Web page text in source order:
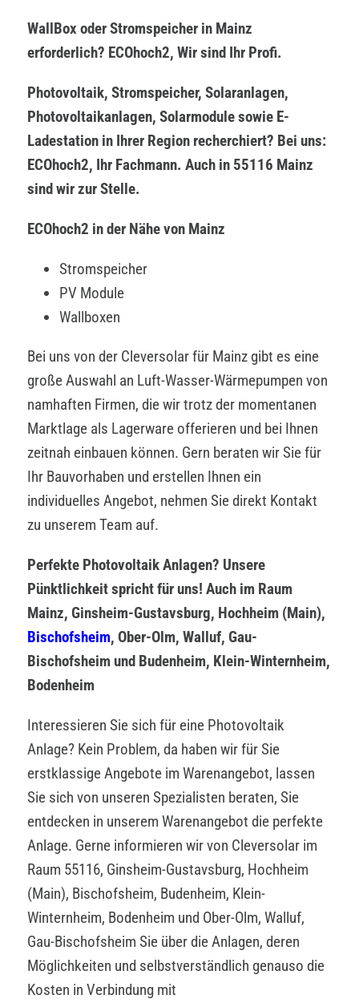
WallBox oder Stromspeicher in Mainz
erforderlich? ECOhoch2, Wir sind Ihr Profi.
Photovoltaik, Stromspeicher, Solaranlagen,
Photovoltaikanlagen, Solarmodule sowie E-
Ladestation in Ihrer Region recherchiert? Bei uns:
ECOhoch2, Ihr Fachmann. Auch in 55116 Mainz
sind wir zur Stelle.
ECOhoch2 in der Nähe von Mainz
Stromspeicher
PV Module
Wallboxen
Bei uns von der Cleversolar für Mainz gibt es eine
große Auswahl an Luft-Wasser-Wärmepumpen von
namhaften Firmen, die wir trotz der momentanen
Marktlage als Lagerware offerieren und bei Ihnen
zeitnah einbauen können. Gern beraten wir Sie für
Ihr Bauvorhaben und erstellen Ihnen ein
individuelles Angebot, nehmen Sie direkt Kontakt
zu unserem Team auf.
Perfekte Photovoltaik Anlagen? Unsere
Pünktlichkeit spricht für uns! Auch im Raum
Mainz, Ginsheim-Gustavsburg, Hochheim (Main),
Bischofsheim, Ober-Olm, Walluf, Gau-
Bischofsheim und Budenheim, Klein-Winternheim,
Bodenheim
Interessieren Sie sich für eine Photovoltaik
Anlage? Kein Problem, da haben wir für Sie
erstklassige Angebote im Warenangebot, lassen
Sie sich von unseren Spezialisten beraten, Sie
entdecken in unserem Warenangebot die perfekte
Anlage. Gerne informieren wir von Cleversolar im
Raum 55116, Ginsheim-Gustavsburg, Hochheim
(Main), Bischofsheim, Budenheim, Klein-
Winternheim, Bodenheim und Ober-Olm, Walluf,
Gau-Bischofsheim Sie über die Anlagen, deren
Möglichkeiten und selbstverständlich genauso die
Kosten in Verbindung mit